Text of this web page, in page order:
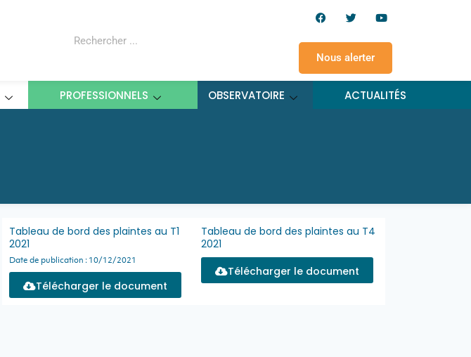
Nous alerter
PROFESSIONNELS OBSERVATOIRE ACTUALITÉS
Tableau de bord des plaintes au T1
2021
Date de publication : 10/12/2021
Télécharger le document
Tableau de bord des plaintes au T4
2021
Télécharger le document